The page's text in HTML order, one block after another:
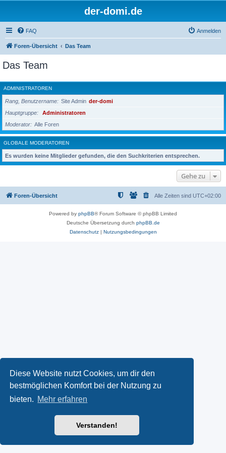
Diese Website nutzt Cookies, um dir den
bestmöglichen Komfort bei der Nutzung zu
bieten. Mehr erfahren
Verstanden!
der-domi.de
FAQ Anmelden
Foren-Übersicht Das Team
Das Team
ADMINISTRATOREN
Rang, Benutzername Site Admin der-domi
Hauptgruppe
Administratoren
Moderator
Alle Foren
GLOBALE MODERATOREN
Es wurden keine Mitglieder gefunden, die den Suchkriterien entsprechen.
Gehe zu
Foren-Übersicht Alle Zeiten sind UTC+02:00
Powered by phpBB® Forum Software © phpBB Limited
Deutsche Übersetzung durch phpBB.de
Datenschutz| Nutzungsbedingungen